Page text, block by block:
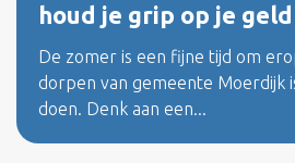
houd je grip op je geld
De zomer is een fijne tijd om
dorpen van gemeente Moerdijk
doen. Denk aan een...